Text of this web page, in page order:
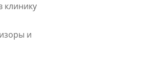
клинику
и